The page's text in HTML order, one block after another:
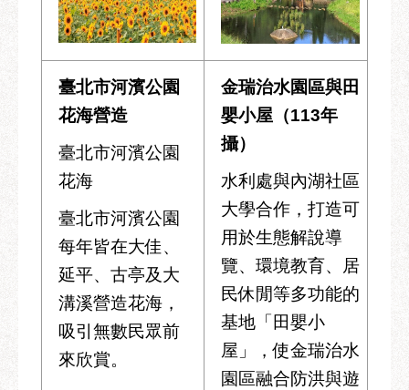
臺北市河濱公園
花海營造
臺北市河濱公園
花海
臺北市河濱公園
每年皆在大佳、
延平、古亭及大
溝溪營造花海，
吸引無數民眾前
來欣賞。
金瑞治水園區與田
嬰小屋（113年
攝）
水利處與內湖社區
大學合作，打造可
用於生態解說導
覽、環境教育、居
民休閒等多功能的
基地「田嬰小
屋」，使金瑞治水
園區融合防洪與遊